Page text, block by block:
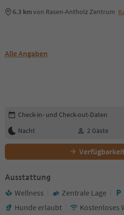
6.3 kmvon Rasen-Antholz Zentrum
Alle Angaben
Buchungsdetails bearbeiten
Check-in- und Check-out-Daten
Nacht
2 Gäste
Ausstattung
Wellness Zentrale Lage
Hunde erlaubt
Kostenloses